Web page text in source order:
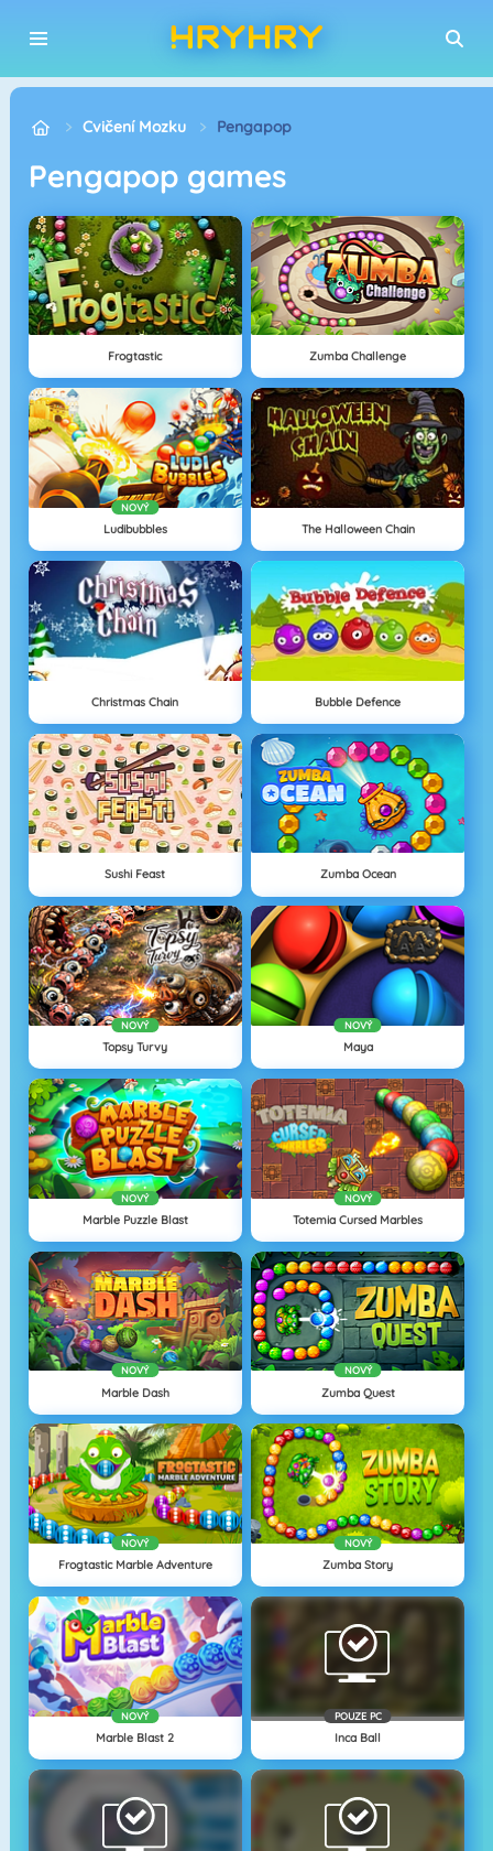
Cvičení Mozku Pengapop
pengapop games
Frogtastic Zumba Challenge
NOVÝ
Ludibubbles The Halloween Chain
Christmas Chain Bubble Defence
Sushi Feast Zumba Ocean
NOVÝ
Topsy Turvy
NOVÝ
Maya
NOVÝ
Marble Puzzle Blast
NOVÝ
Totemia Cursed Marbles
NOVÝ
Marble Dash
NOVÝ
Zumba Quest
NOVÝ
Frogtastic Marble Adventure
NOVÝ
Zumba Story
NOVÝ
Marble Blast 2
POUZE PC
Inca Ball